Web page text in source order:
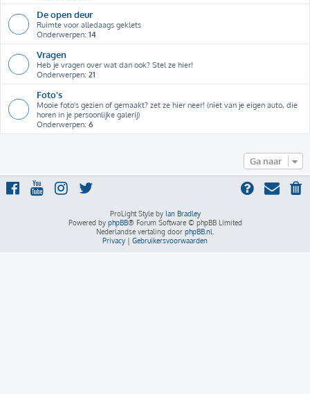
De open deur
Ruimte voor alledaags geklets
Onderwerpen: 14
Vragen
Heb je vragen over wat dan ook? Stel ze hier!
Onderwerpen: 21
Foto's
Mooie foto's gezien of gemaakt? zet ze hier neer! (niet van je eigen auto, die
horen in je persoonlijke galerij)
Onderwerpen: 6
Ga naar
ProLight Style by Ian Bradley
Powered by phpBB® Forum Software © phpBB Limited
Nederlandse vertaling door phpBB.nl
Privacy | Gebruikersvoorwaarden